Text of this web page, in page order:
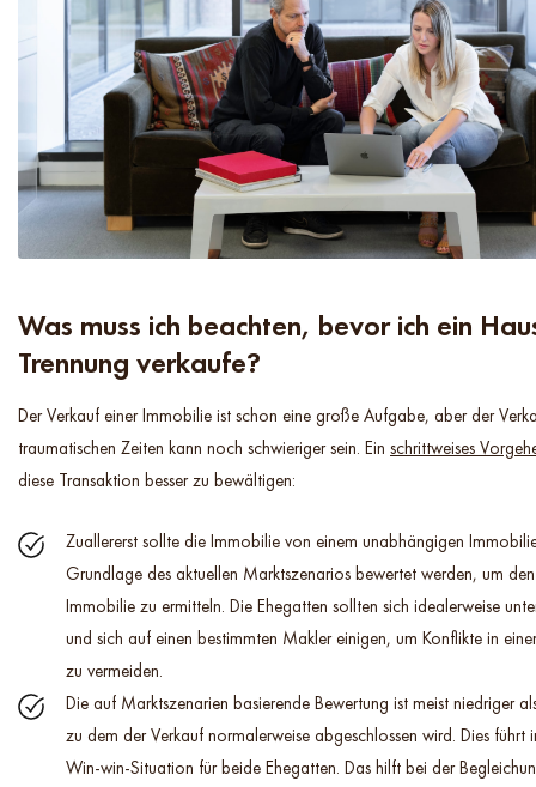
Was muss ich beachten, bevor ich ein
Trennung verkaufe?
Der Verkauf einer Immobilie ist schon eine große Aufgabe, aber der
traumatischen Zeiten kann noch schwieriger sein. Ein schrittweises
diese Transaktion besser zu bewältigen:
Zuallererst sollte die Immobilie von einem unabhängigen
Grundlage des aktuellen Marktszenarios bewertet werden, um
Immobilie zu ermitteln. Die Ehegatten sollten sich idealerweise
und sich auf einen bestimmten Makler einigen, um Konflikte in
zu vermeiden.
Die auf Marktszenarien basierende Bewertung ist meist niedriger
zu dem der Verkauf normalerweise abgeschlossen wird. Dies führt
Win-win-Situation für beide Ehegatten. Das hilft bei der